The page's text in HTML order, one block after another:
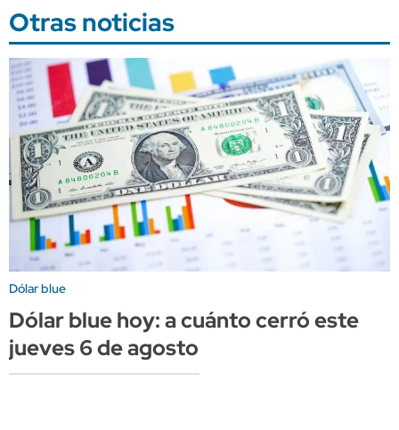
Otras noticias
Dólar blue
Dólar blue hoy: a cuánto cerró este
jueves 6 de agosto